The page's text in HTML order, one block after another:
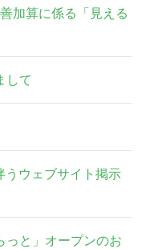
加算に係る「見える
して
うウェブサイト掲示
っと」オープンのお